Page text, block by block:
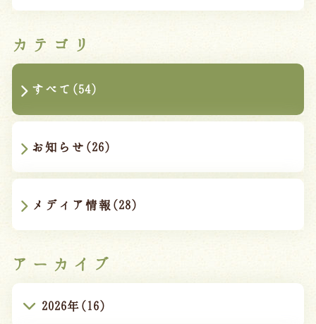
カテゴリ
すべて(54)
お知らせ(26)
メディア情報(28)
アーカイブ
2026年(16)